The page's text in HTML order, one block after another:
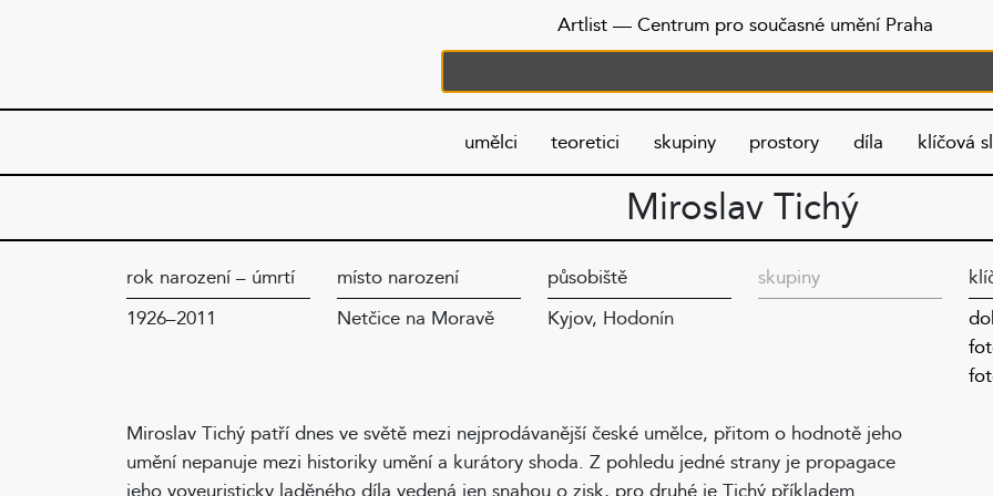
Artlist — Centrum pro současné umění Praha
umělci teoretici skupiny prostory díla klíčová
Miroslav Tichý
rok narození – úmrtí
1926–2011
místo narození
Netčice na Moravě
působiště
Kyjov, Hodonín
skupiny
Miroslav Tichý patří dnes ve světě mezi nejprodávanější české umělce, přitom o hodnotě jeho
umění nepanuje mezi historiky umění a kurátory shoda. Z pohledu jedné strany je propagace
jeho voyeuristicky laděného díla vedená jen snahou o zisk, pro druhé je Tichý příkladem